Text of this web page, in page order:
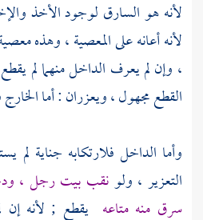
لأنه هو السارق لوجود الأخذ
لأنه أعانه على المعصية ، وهذه
، وإن لم يعرف الداخل منهما لم
القطع مجهول ، ويعزران : أما الخارج
وأما الداخل فلارتكابه جناية لم
التعزير ، ولونقب بيت رجل ،
سرق منه متاعه يقطع ; لأنه